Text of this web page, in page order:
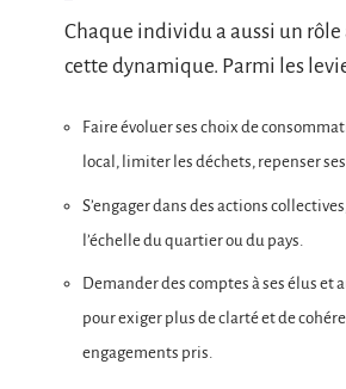
Chaque individu a aussi un rôle
cette dynamique. Parmi les
Faire évoluer ses choix de
local, limiter les déchets, repenser
S’engager dans des actions
l’échelle du quartier ou du pays.
Demander des comptes à ses élus et
pour exiger plus de clarté et de
engagements pris.